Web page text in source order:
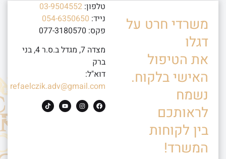
משרדי חרט על
דגלו
את הטיפול
האישי בלקוח.
נשמח
לראותכם
בין לקוחות
המשרד!
טלפון: 03-9504552
נייד: 054-6350650
פקס: 077-3180570
מצדה 7, מגדל ב.ס.ר 4, בני
ברק
דוא"ל:
refaelczik.adv@gmail.com